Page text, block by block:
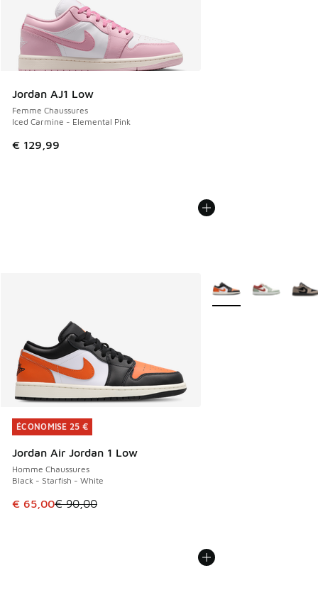
Jordan AJ1 Low
Femme Chaussures
Iced Carmine - Elemental Pink
€ 129,99
ÉCONOMISE 25 €
Jordan Air Jordan 1 Low
Homme Chaussures
Black - Starfish - White
Cet article est en promotion. Prix en baisse de € 90,00 à
€ 65,00€ 90,00
ÉCONOMISE 25 €
Plus de couleurs